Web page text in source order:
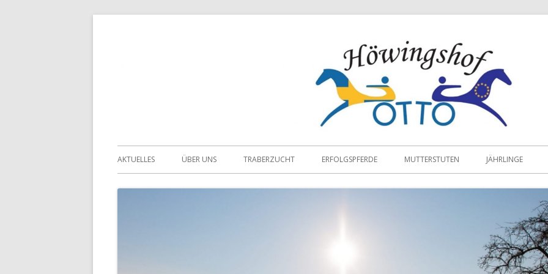
Primäres
Menü
AKTUELLES ÜBER UNS TRABERZUCHT ERFOLGSPFERDE MUTTERSTUTEN JÄHRLINGE